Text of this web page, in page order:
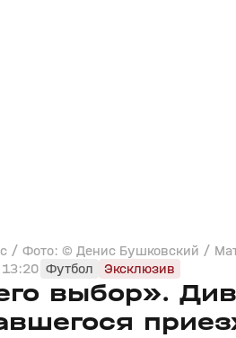
/ Фото: © Денис Бушковский /
Футбол Эксклюзив
выбор».